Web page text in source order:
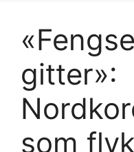
gitter»:
som